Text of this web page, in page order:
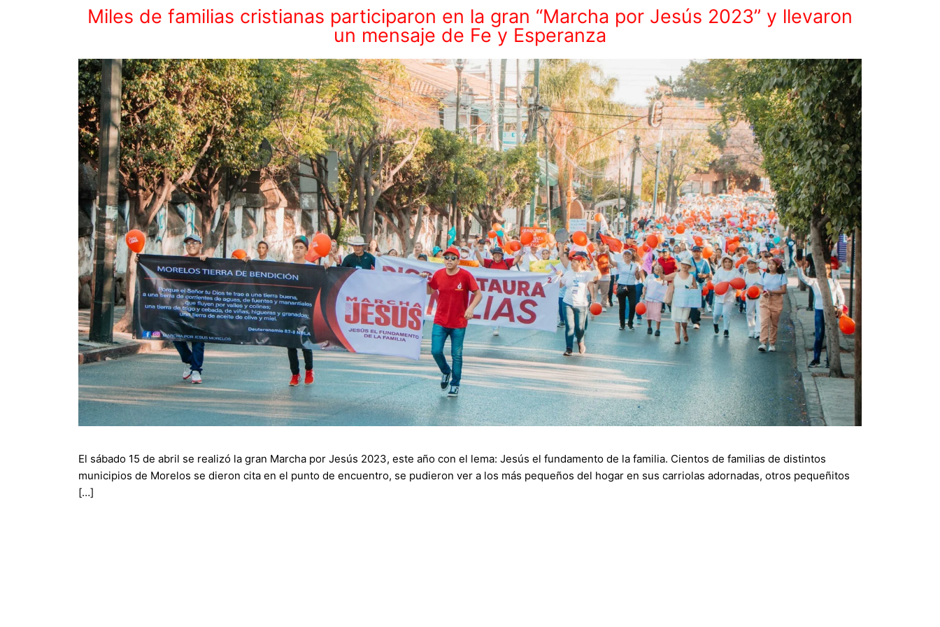
Miles de familias cristianas participaron en la gran “Marcha por Jesús 2023” y llevaron
un mensaje de Fe y Esperanza
El sábado 15 de abril se realizó la gran Marcha por Jesús 2023, este año con el lema: Jesús el fundamento de la familia. Cientos de familias de distintos
municipios de Morelos se dieron cita en el punto de encuentro, se pudieron ver a los más pequeños del hogar en sus carriolas adornadas, otros pequeñitos
[…]